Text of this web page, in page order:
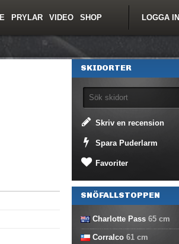
LOGGA IN
PRYLAR VIDEO SHOP
SKIDORTER
Skriv en recension
Spara Puderlarm
Favoriter
SNÖFALLSTOPPEN
Charlotte Pass 65 cm
Corralco 61 cm